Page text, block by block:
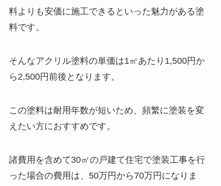
料よりも安価に施工できるといった魅力がある塗
料です。
そんなアクリル塗料の単価は1㎡あたり1,500円か
ら2,500円前後となります。
この塗料は耐用年数が短いため、頻繁に塗装を変
えたい方におすすめです。
諸費用を含めて30㎡の戸建て住宅で塗装工事を行
った場合の費用は、50万円から70万円になりま